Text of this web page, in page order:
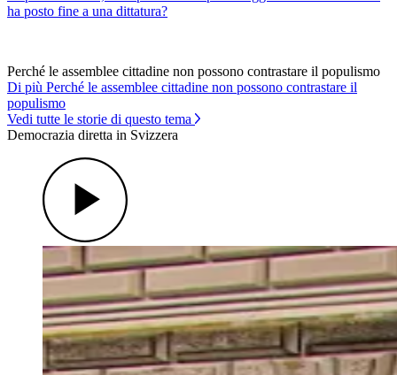
ha posto fine a una dittatura?
Perché le assemblee cittadine non possono contrastare il populismo
Di più Perché le assemblee cittadine non possono contrastare il
populismo
Vedi tutte le storie di questo tema
Democrazia diretta in Svizzera